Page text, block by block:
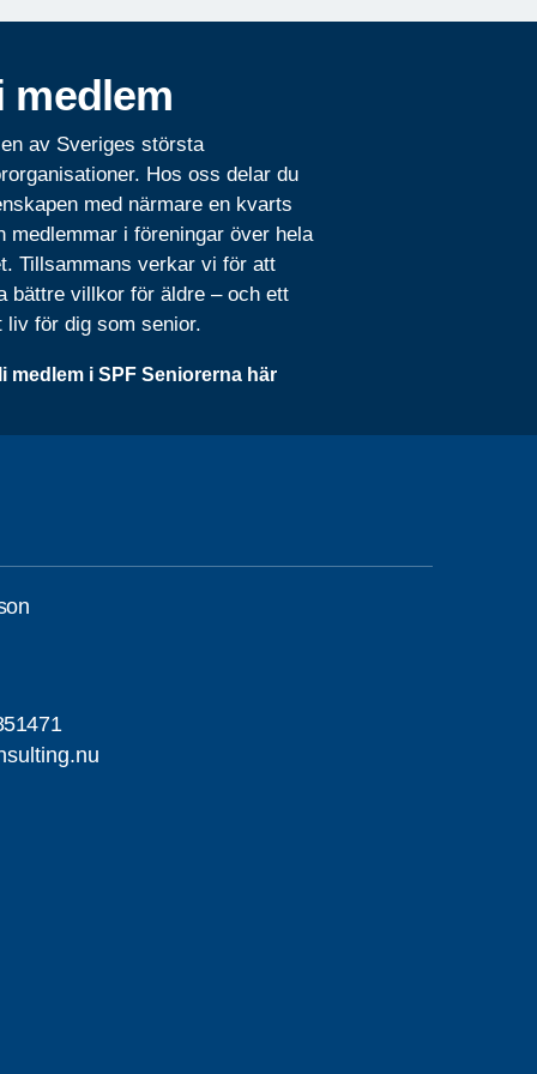
medlem
av Sveriges största
Hos oss delar du
med närmare en kvarts
medlemmar i föreningar över hela
Tillsammans verkar vi för att
bättre villkor för äldre – och ett
liv för dig som senior.
medlem i SPF Seniorerna här